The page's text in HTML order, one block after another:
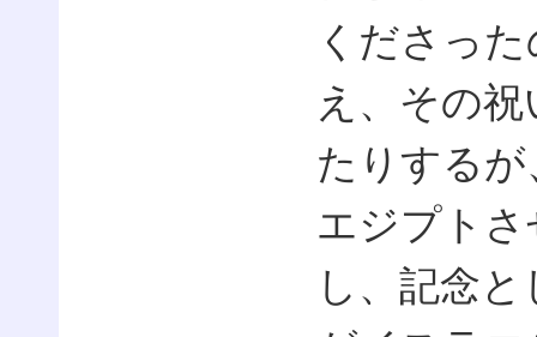
くださっ
え、その
たりする
エジプト
し、記念